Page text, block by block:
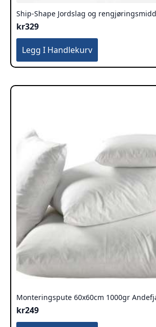
Ship-Shape Jordslag og
kr329
Legg I Handlekurv
Monteringspute 60x60cm 1000gr
kr249